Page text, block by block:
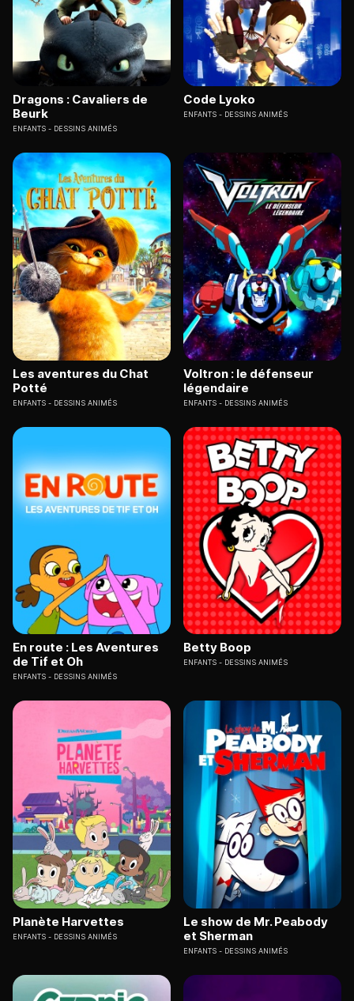
Dragons : Cavaliers de
Beurk
ENFANTS DESSINS ANIMÉS
Code Lyoko
ENFANTS DESSINS ANIMÉS
Les aventures du Chat
Potté
ENFANTS DESSINS ANIMÉS
Voltron : le défenseur
légendaire
ENFANTS DESSINS ANIMÉS
En route : Les Aventures
de Tif et Oh
ENFANTS DESSINS ANIMÉS
Betty Boop
ENFANTS DESSINS ANIMÉS
Planète Harvettes
ENFANTS DESSINS ANIMÉS
Le show de Mr. Peabody
et Sherman
ENFANTS DESSINS ANIMÉS